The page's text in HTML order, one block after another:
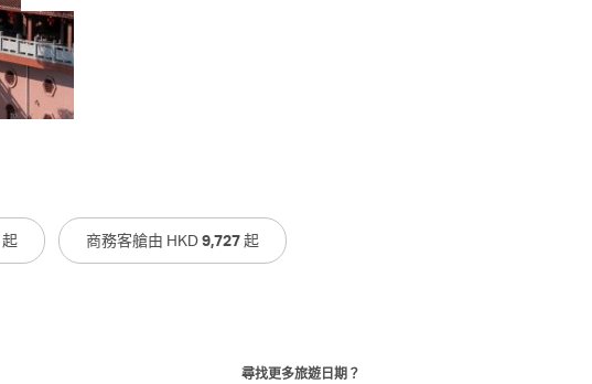
起 商務客艙由 HKD9,727起
尋找更多旅遊日期？